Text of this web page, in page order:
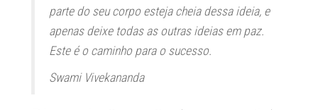
parte do seu corpo esteja cheia dessa ideia, e
apenas deixe todas as outras ideias em paz.
Este é o caminho para o sucesso.
Swami Vivekananda